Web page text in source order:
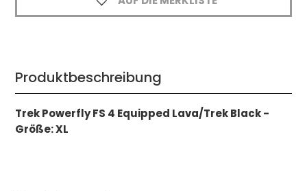
Produktbeschreibung
Trek Powerfly FS 4 Equipped Lava/Trek Black -
Größe: XL